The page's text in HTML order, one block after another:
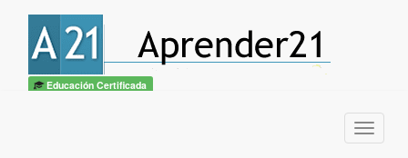
Educación Certificada
Menu